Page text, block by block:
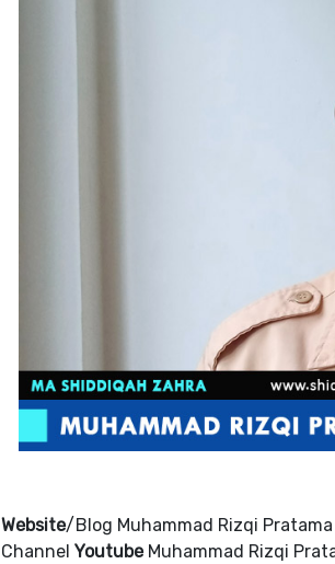
Website/Blog Muhammad Rizqi Pratama
Channel YoutubeMuhammad Rizqi